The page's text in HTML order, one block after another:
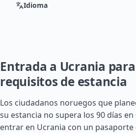
Idioma
Entrada a Ucrania
requisitos de estancia
Los ciudadanos noruegos que
su estancia no supera los 90 días
entrar en Ucrania con un